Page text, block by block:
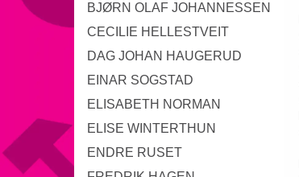
BJØRN OLAF JOHANNESSEN
CECILIE HELLESTVEIT
DAG JOHAN HAUGERUD
EINAR SOGSTAD
ELISABETH NORMAN
ELISE WINTERTHUN
ENDRE RUSET